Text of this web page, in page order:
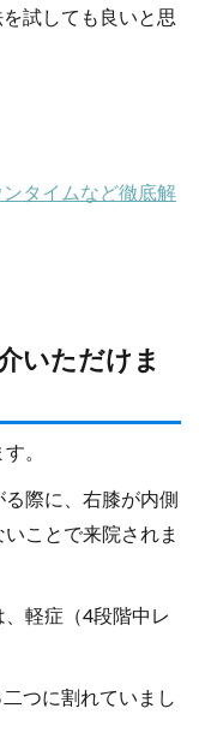
試しても良いと思
タイムなど徹底解
いただけま
。
際に、右膝が内側
ことで来院されま
軽症（4段階中レ
つに割れていまし